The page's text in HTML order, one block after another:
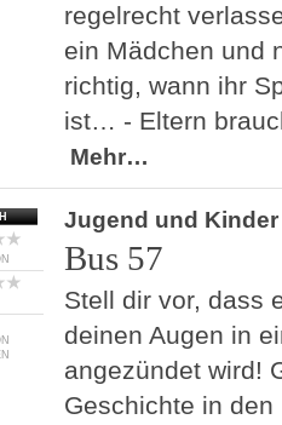
regelrecht
ein Mädchen und
richtig, wann ihr
ist… - Eltern
Mehr…
Jugend und Kinder
Bus 57
Stell dir vor, dass
deinen Augen in
angezündet wird!
Geschichte in